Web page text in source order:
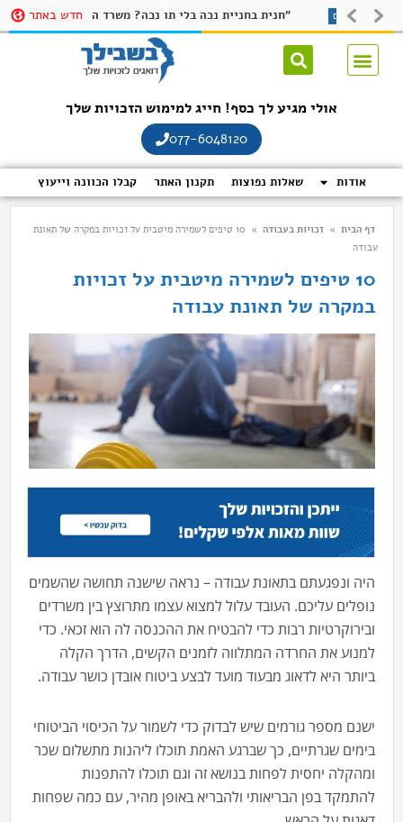
חדש באתר חנית בחניית נכה בלי תו נכה? משרד התחבורה ישיק אפליקציה שתקשה על חונים שלא כדין להתחמק בשם: "חניתי" זכויות נכים תו נכה
אולי מגיע לך כסף! חייג למימוש הזכויות שלך
077-6048120
אודות שאלות נפוצות תקנון האתר קבלו הכוונה וייעוץ
דף הבית » זכויות בעבודה »
10 טיפים לשמירה מיטבית על זכויות במקרה של תאונת
עבודה
10 טיפים לשמירה מיטבית על זכויות
במקרה של תאונת עבודה
היה ונפגעתם בתאונת עבודה – נראה שישנה תחושה שהשמים
נופלים עליכם. העובד עלול למצוא עצמו מתרוצץ בין משרדים
ובירוקרטיות רבות כדי להבטיח את ההכנסה לה הוא זכאי. כדי
למנוע את החרדה המתלווה לזמנים הקשים, הדרך הקלה
ביותר היא לדאוג מבעוד מועד לבצע ביטוח אובדן כושר עבודה.
ישנם מספר גורמים שיש לבדוק כדי לשמור על הכיסוי הביטוחי
בימים שגרתיים, כך שברגע האמת תוכלו ליהנות מתשלום שכר
ומהקלה יחסית לפחות בנושא זה וגם תוכלו להתפנות
להתמקד בפן הבריאותי ולהבריא באופן מהיר, עם כמה שפחות